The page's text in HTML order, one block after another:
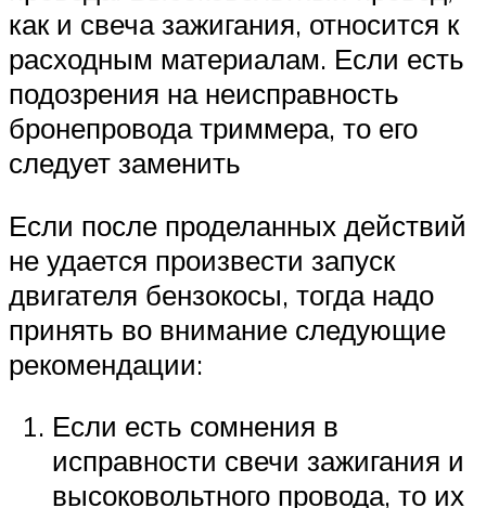
как и свеча зажигания, относится к
расходным материалам. Если есть
подозрения на неисправность
бронепровода триммера, то его
следует заменить
Если после проделанных действий
не удается произвести запуск
двигателя бензокосы, тогда надо
принять во внимание следующие
рекомендации:
Если есть сомнения в
исправности свечи зажигания и
высоковольтного провода, то их